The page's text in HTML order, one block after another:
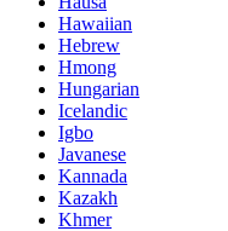
Hawaiian
Hebrew
Hmong
Hungarian
Icelandic
Igbo
Javanese
Kannada
Kazakh
Khmer